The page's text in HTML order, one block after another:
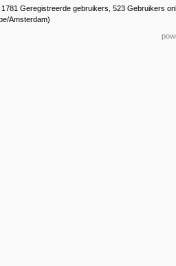
Geregistreerde gebruikers, 523 Gebruikers
Amsterdam)